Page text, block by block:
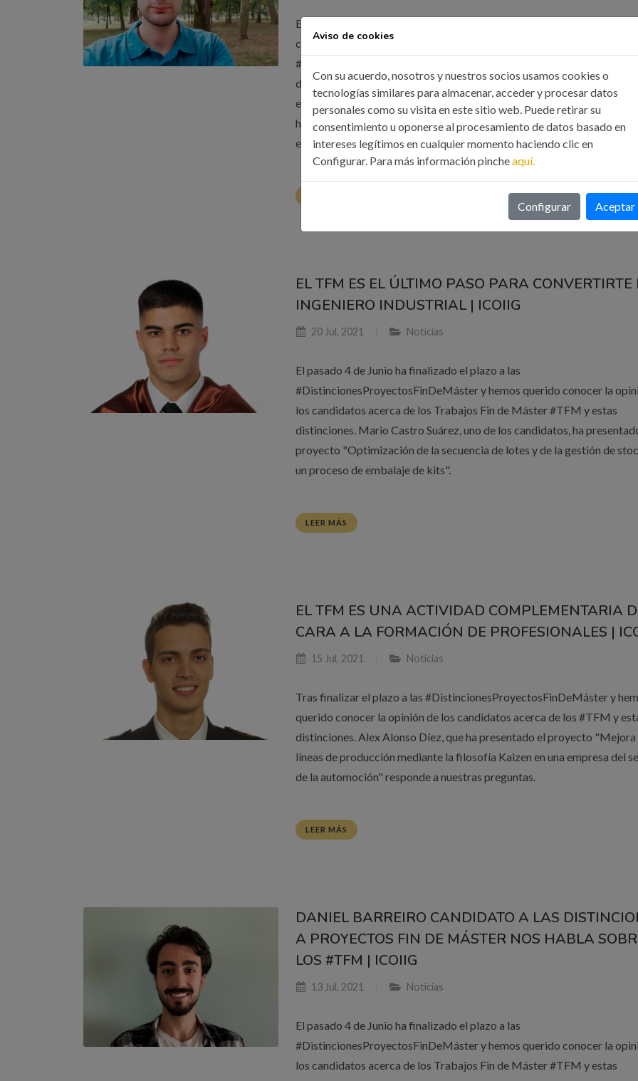
En espera del fallo a las #DistincionesProyectosFinDeMáster hemos
conocer la opinión de los candidatos acerca de los Trabajos Fin de
#TFM y estas distinciones. Hemos entrevistado a Iván del Campo
de los candidatos, que ha presentado el proyecto "Estudio de modos
en una válvula EGR GEN III: análisis del desgaste, desarrollo de una
herramienta de cálculo para estimar el daño acumulado y pruebas
experimentales".
EL TFM ES EL ÚLTIMO PASO PARA CONVERTIRTE
INGENIERO INDUSTRIAL | ICOIIG
20 Jul, 2021 Noticias
El pasado 4 de Junio ha finalizado el plazo a las
#DistincionesProyectosFinDeMáster y hemos querido conocer la
los candidatos acerca de los Trabajos Fin de Máster #TFM y estas
distinciones. Mario Castro Suárez, uno de los candidatos, ha
proyecto "Optimización de la secuencia de lotes y de la gestión de
un proceso de embalaje de kits".
LEER MÁS
EL TFM ES UNA ACTIVIDAD COMPLEMENTARIA
CARA A LA FORMACIÓN DE PROFESIONALES |
15 Jul, 2021 Noticias
Tras finalizar el plazo a las #DistincionesProyectosFinDeMáster y
querido conocer la opinión de los candidatos acerca de los #TFM y
distinciones. Alex Alonso Díez, que ha presentado el proyecto "Mejora
líneas de producción mediante la filosofía Kaizen en una empresa del
de la automoción" responde a nuestras preguntas.
LEER MÁS
DANIEL BARREIRO CANDIDATO A LAS
A PROYECTOS FIN DE MÁSTER NOS HABLA
LOS #TFM | ICOIIG
13 Jul, 2021 Noticias
El pasado 4 de Junio ha finalizado el plazo a las
#DistincionesProyectosFinDeMáster y hemos querido conocer la
los candidatos acerca de los Trabajos Fin de Máster #TFM y estas
Aviso de cookies
Con su acuerdo, nosotros y nuestros socios usamos cookies o
tecnologías similares para almacenar, acceder y procesar datos
personales como su visita en este sitio web. Puede retirar su
consentimiento u oponerse al procesamiento de datos basado en
intereses legítimos en cualquier momento haciendo clic en
Configurar. Para más información pincheaquí.
Configurar Aceptar